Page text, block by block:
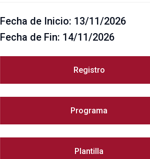
Fecha de Inicio: 13/11/2026
Fecha de Fin: 14/11/2026
Registro
Programa
Plantilla